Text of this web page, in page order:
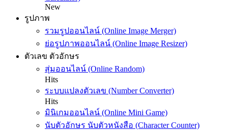
New
รูปภาพ
รวมรูปออนไลน์ (Online Image Merger)
ย่อรูปภาพออนไลน์ (Online Image Resizer)
ตัวเลข ตัวอักษร
สุ่มออนไลน์ (Online Random)
Hits
ระบบแปลงตัวเลข (Number Converter)
Hits
มินิเกมออนไลน์ (Online Mini Game)
นับตัวอักษร นับตัวหนังสือ (Character Counter)